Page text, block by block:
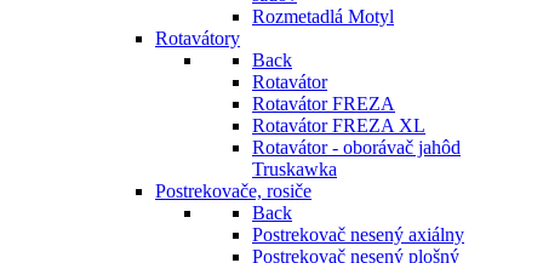
Rozmetadlá Motyl
Rotavátory
Back
Rotavátor
Rotavátor FREZA
Rotavátor FREZA XL
Rotavátor - oborávač jahôd
Truskawka
Postrekovače, rosiče
Back
Postrekovač nesený axiálny
Postrekovač nesený plošný